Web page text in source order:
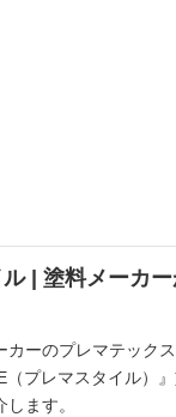
| 塗料メーカ
カーのプレマテック
（プレマスタイル）
ます。